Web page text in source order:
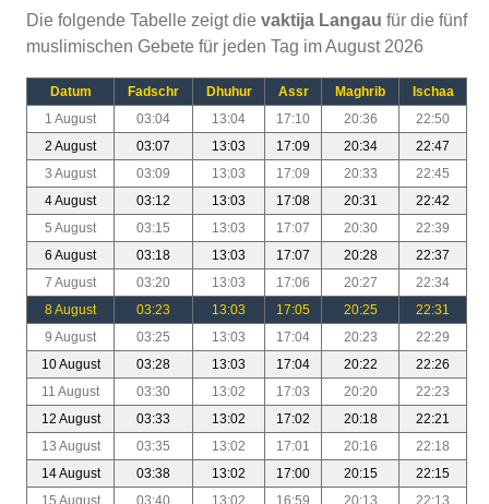
Die folgende Tabelle zeigt die vaktija Langau für die fünf
muslimischen Gebete für jeden Tag im August 2026
Datum Fadschr Dhuhur Assr Maghrib
Ischaa
1 August
03:04 13:04 17:10 20:36
22:50
2 August
03:07 13:03 17:09 20:34
22:47
3 August
03:09 13:03 17:09 20:33
22:45
4 August
03:12 13:03 17:08 20:31
22:42
5 August
03:15 13:03 17:07 20:30
22:39
6 August
03:18 13:03 17:07 20:28
22:37
7 August
03:20 13:03 17:06 20:27
22:34
8 August
03:23 13:03 17:05 20:25
22:31
9 August
03:25 13:03 17:04 20:23
22:29
10 August
03:28 13:03 17:04 20:22
22:26
11 August
03:30 13:02 17:03 20:20
22:23
12 August
03:33 13:02 17:02 20:18
22:21
13 August
03:35 13:02 17:01 20:16
22:18
14 August
03:38 13:02 17:00 20:15
22:15
15 August
03:40 13:02 16:59 20:13 22:13